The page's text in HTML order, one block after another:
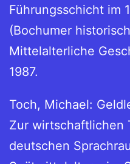
Führungsschicht im
(Bochumer
Mittelalterliche
1987.
Toch, Michael:
Zur wirtschaftlichen
deutschen